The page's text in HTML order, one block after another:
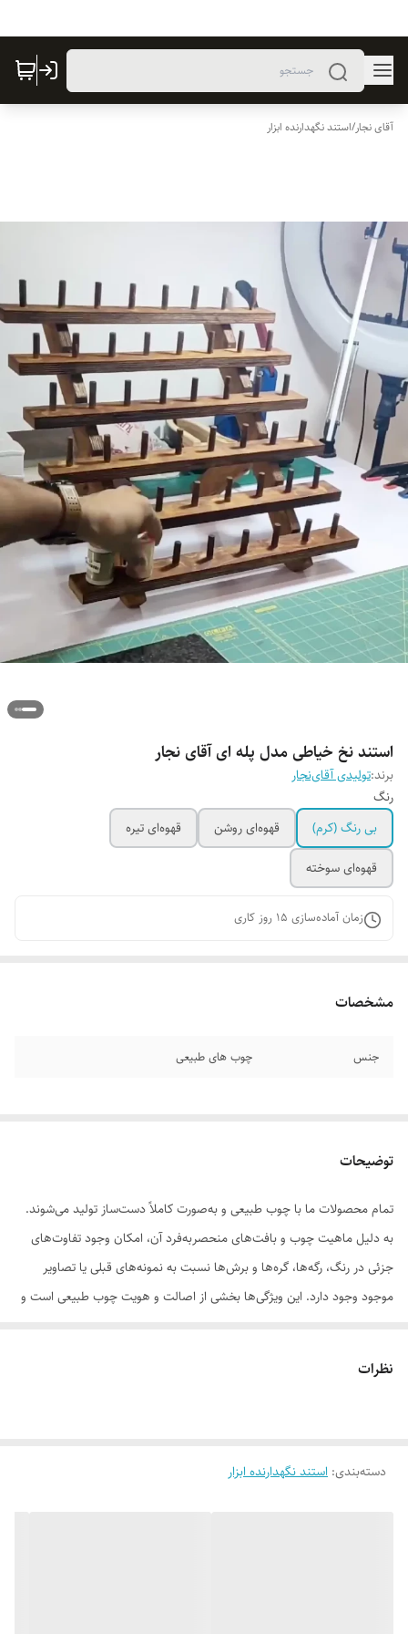
آقای نجار/استند نگهدارنده ابزار
استند نخ خیاطی مدل پله ای آقای نجار
برند:تولیدی آقای‌نجار
رنگ
بی رنگ (کرم)
قهوه‌ای روشن
قهوه‌ای تیره
قهوه‌ای سوخته
زمان آماده‌سازی 15 روز کاری
مشخصات
جنس چوب های طبیعی
توضیحات
تمام محصولات ما با چوب طبیعی و به‌صورت کاملاً دست‌ساز تولید می‌شوند.
به دلیل ماهیت چوب و بافت‌های منحصر‌به‌فرد آن، امکان وجود تفاوت‌های
جزئی در رنگ، رگه‌ها، گره‌ها و برش‌ها نسبت به نمونه‌های قبلی یا تصاویر
موجود وجود دارد. این ویژگی‌ها بخشی از اصالت و هویت چوب طبیعی است و
سفارش به‌منزله‌ی پذیرش این موارد و آگاهی از ویژگی‌های طبیعی چوب هست
نظرات
دسته‌بندی: استند نگهدارنده ابزار